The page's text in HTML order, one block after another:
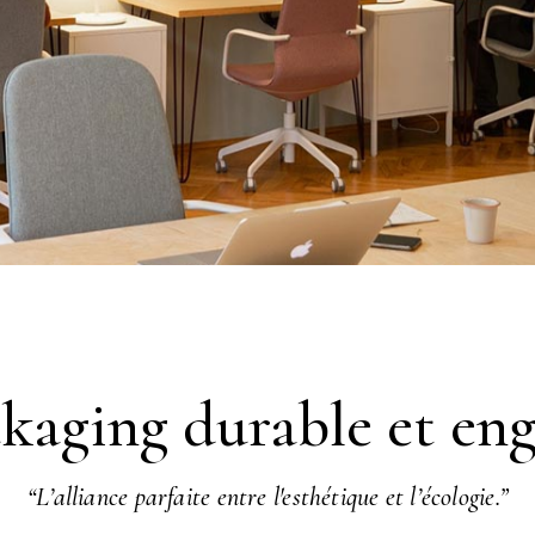
durable et
“L’alliance parfaite entre l'esthétique et l’écologie.”